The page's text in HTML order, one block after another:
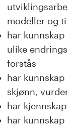
modeller og
har
ulike
forstås
har
skjønn,
har
har